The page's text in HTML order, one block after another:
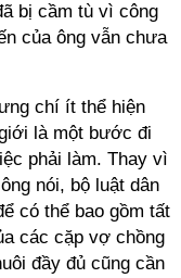
bị cầm tù vì công
của ông vẫn chưa
chí ít thể hiện
là một bước đi
phải làm. Thay vì
nói, bộ luật dân
có thể bao gồm tất
các cặp vợ chồng
đầy đủ cũng cần